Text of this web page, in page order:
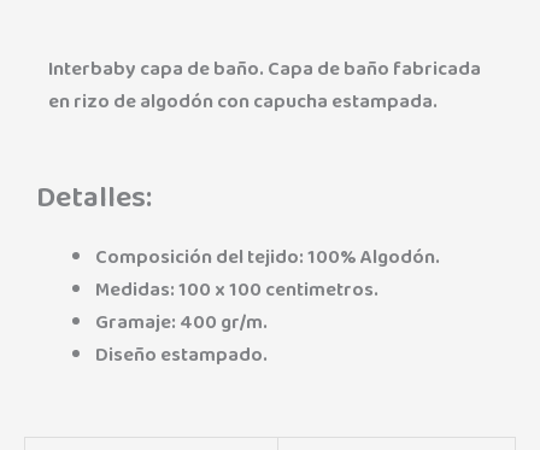
Interbaby capa de baño. Capa de baño fabricada
en rizo de algodón con capucha estampada.
Detalles:
Composición del tejido: 100% Algodón.
Medidas: 100 x 100 centimetros.
Gramaje: 400 gr/m.
Diseño estampado.